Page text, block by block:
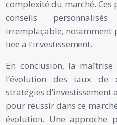
complexité du marché. Ces
conseils
irremplaçable, notamment
liée à l’investissement.
En conclusion, la
l’évolution des taux de
stratégies d’investissement
pour réussir dans ce
évolution. Une approche